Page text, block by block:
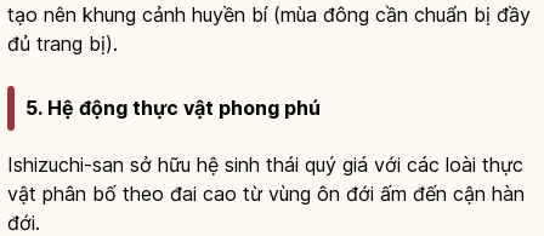
tạo nên khung cảnh huyền bí (mùa đông cần chuẩn bị đầy
đủ trang bị).
5. Hệ động thực vật phong phú
Ishizuchi-san sở hữu hệ sinh thái quý giá với các loài thực
vật phân bố theo đai cao từ vùng ôn đới ấm đến cận hàn
đới.